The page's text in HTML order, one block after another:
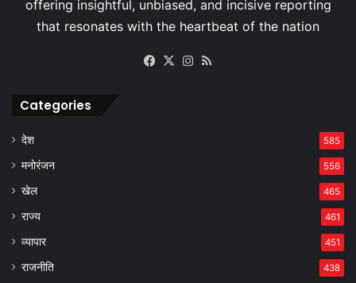
Facebook
X Instagram
Categories
देश 585
मनोरंजन 556
खेल 465
राज्य 461
व्यापार 451
राजनीति 438